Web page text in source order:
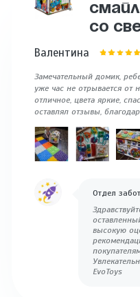
СО
Валентина
Замечательный домик,
уже час не отрывается от
отличное, цвета яркие,
оставлял отзывы,
Отдел
высокую
EvoToys